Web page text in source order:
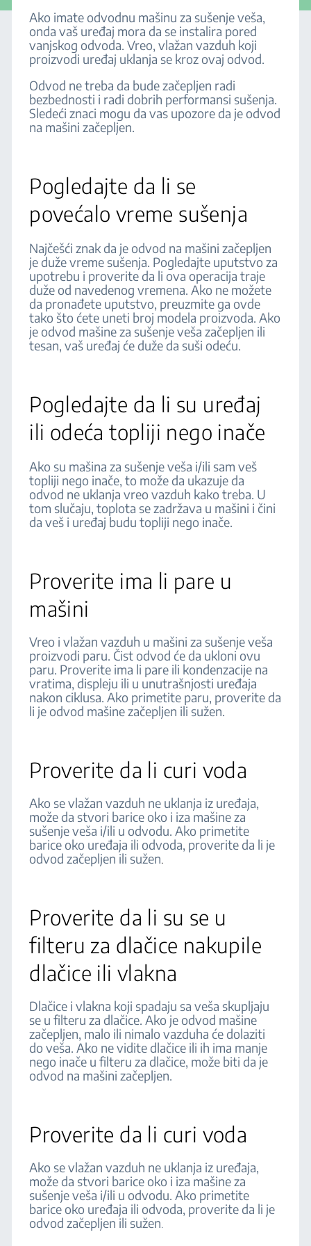
Ako imate odvodnu mašinu za sušenje veša,
onda vaš uređaj mora da se instalira pored
vanjskog odvoda. Vreo, vlažan vazduh koji
proizvodi uređaj uklanja se kroz ovaj odvod.
Odvod ne treba da bude začepljen radi
bezbednosti i radi dobrih performansi sušenja.
Sledeći znaci mogu da vas upozore da je odvod
na mašini začepljen.
Pogledajte da li se
povećalo vreme sušenja
Najčešći znak da je odvod na mašini začepljen
je duže vreme sušenja. Pogledajte uputstvo za
upotrebu i proverite da li ova operacija traje
duže od navedenog vremena. Ako ne možete
da pronađete uputstvo, preuzmite ga ovde
tako što ćete uneti broj modela proizvoda. Ako
je odvod mašine za sušenje veša začepljen ili
tesan, vaš uređaj će duže da suši odeću.
Pogledajte da li su uređaj
ili odeća topliji nego inače
Ako su mašina za sušenje veša i/ili sam veš
topliji nego inače, to može da ukazuje da
odvod ne uklanja vreo vazduh kako treba. U
tom slučaju, toplota se zadržava u mašini i čini
da veš i uređaj budu topliji nego inače.
Proverite ima li pare u
mašini
Vreo i vlažan vazduh u mašini za sušenje veša
proizvodi paru. Čist odvod će da ukloni ovu
paru. Proverite ima li pare ili kondenzacije na
vratima, displeju ili u unutrašnjosti uređaja
nakon ciklusa. Ako primetite paru, proverite da
li je odvod mašine začepljen ili sužen.
Proverite da li curi voda
Ako se vlažan vazduh ne uklanja iz uređaja,
može da stvori barice oko i iza mašine za
sušenje veša i/ili u odvodu. Ako primetite
barice oko uređaja ili odvoda, proverite da li je
odvod začepljen ili sužen.
Proverite da li su se u
filteru za dlačice nakupile
dlačice ili vlakna
Dlačice i vlakna koji spadaju sa veša skupljaju
se u filteru za dlačice. Ako je odvod mašine
začepljen, malo ili nimalo vazduha će dolaziti
do veša. Ako ne vidite dlačice ili ih ima manje
nego inače u filteru za dlačice, može biti da je
odvod na mašini začepljen.
Proverite da li curi voda
Ako se vlažan vazduh ne uklanja iz uređaja,
može da stvori barice oko i iza mašine za
sušenje veša i/ili u odvodu. Ako primetite
barice oko uređaja ili odvoda, proverite da li je
odvod začepljen ili sužen.